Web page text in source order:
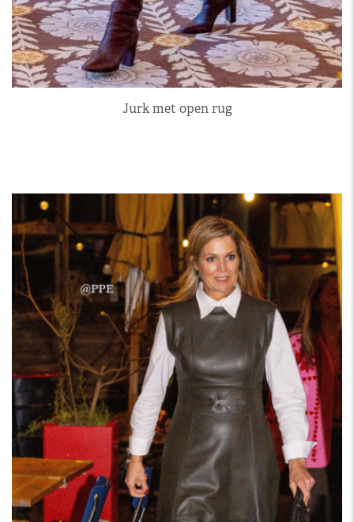
Jurk met open rug